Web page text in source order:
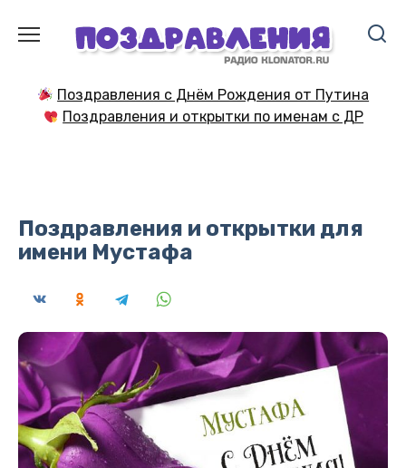
содержанию
Поздравления с Днём Рождения от Путина
Поздравления и открытки по именам с ДР
Поздравления и открытки для
имени Мустафа